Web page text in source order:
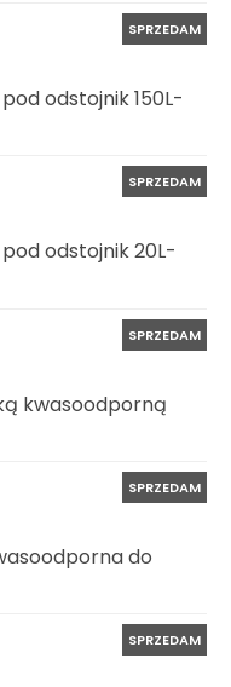
SPRZEDAM
odstojnik 150L-
SPRZEDAM
odstojnik 20L-
SPRZEDAM
kwasoodporną
SPRZEDAM
do
SPRZEDAM